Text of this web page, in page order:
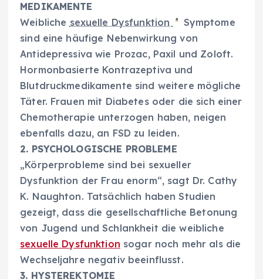
MEDIKAMENTE
Weibliche sexuelle Dysfunktion
Symptome
sind eine häufige Nebenwirkung von
Antidepressiva wie Prozac, Paxil und Zoloft.
Hormonbasierte Kontrazeptiva und
Blutdruckmedikamente sind weitere mögliche
Täter. Frauen mit Diabetes oder die sich einer
Chemotherapie unterzogen haben, neigen
ebenfalls dazu, an FSD zu leiden.
2. PSYCHOLOGISCHE PROBLEME
„Körperprobleme sind bei sexueller
Dysfunktion der Frau enorm“, sagt Dr. Cathy
K. Naughton. Tatsächlich haben Studien
gezeigt, dass die gesellschaftliche Betonung
von Jugend und Schlankheit die weibliche
sexuelle Dysfunktion sogar noch mehr als die
Wechseljahre negativ beeinflusst.
3. HYSTEREKTOMIE